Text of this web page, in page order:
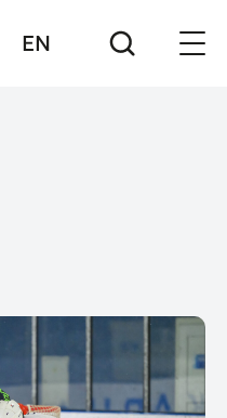
EN